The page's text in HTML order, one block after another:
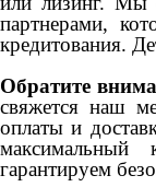
партнерами,
кредитования.
Обратите
свяжется наш
оплаты и
гарантируем